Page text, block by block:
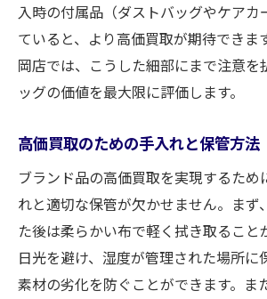
入時の付属品（ダストバッグやケアカ
ていると、より高価買取が期待できま
岡店では、こうした細部にまで注意を
ッグの価値を最大限に評価します。
高価買取のための手入れと保管方法
ブランド品の高価買取を実現するため
れと適切な保管が欠かせません。まず
た後は柔らかい布で軽く拭き取ること
日光を避け、湿度が管理された場所に
素材の劣化を防ぐことができます。ま